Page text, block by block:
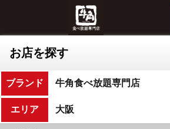
お店を探す
ブランド 牛角食べ放題専門店
エリア 大阪